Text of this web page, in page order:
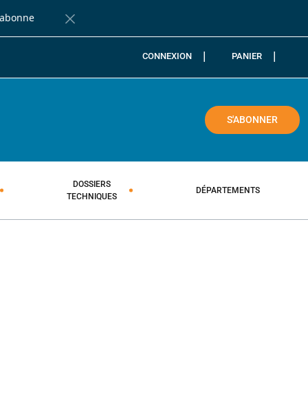
Fermer la barre de notification
CONNEXION PANIER
S'ABONNER
DOSSIERS
TECHNIQUES
DÉPARTEMENTS